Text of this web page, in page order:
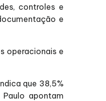
controles e
e
operacionais e
que 38,5%
apontam